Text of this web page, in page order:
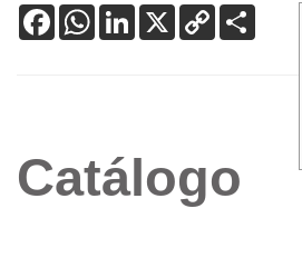
FacebookWhatsApp
LinkedIn
X Copy
Link
Catálogo